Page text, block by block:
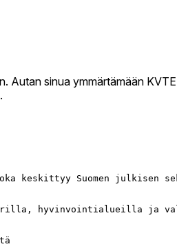
sinua ymmärtämään
Suomen julkisen
hyvinvointialueilla ja